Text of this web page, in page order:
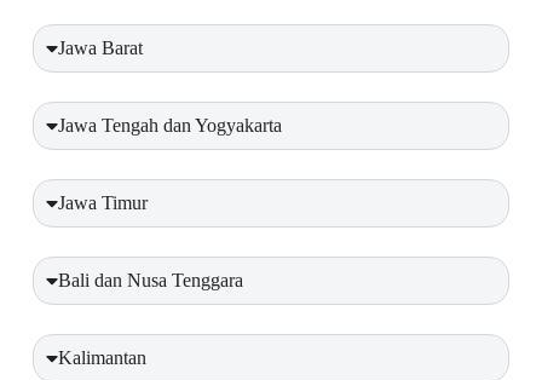
Jawa Barat
Jawa Tengah dan Yogyakarta
Jawa Timur
Bali dan Nusa Tenggara
Kalimantan